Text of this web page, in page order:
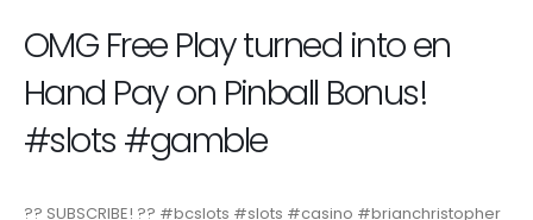
OMG Free Play turned into en
Hand Pay on Pinball Bonus!
#slots #gamble
?? SUBSCRIBE! ?? #bcslots #slots #casino #brianchristopher